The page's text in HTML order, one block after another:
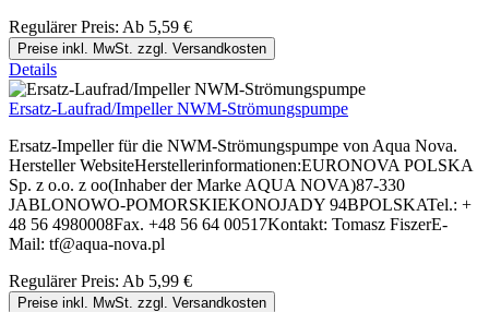
Regulärer Preis: Ab 5,59 €
Preise inkl. MwSt. zzgl. Versandkosten
Details
Ersatz-Laufrad/Impeller NWM-Strömungspumpe
Ersatz-Impeller für die NWM-Strömungspumpe von Aqua Nova.
Hersteller WebsiteHerstellerinformationen:EURONOVA POLSKA
Sp. z o.o. z oo(Inhaber der Marke AQUA NOVA)87-330
JABLONOWO-POMORSKIEKONOJADY 94BPOLSKATel.: +
48 56 4980008Fax. +48 56 64 00517Kontakt: Tomasz FiszerE-
Mail: tf@aqua-nova.pl
Regulärer Preis: Ab 5,99 €
Preise inkl. MwSt. zzgl. Versandkosten